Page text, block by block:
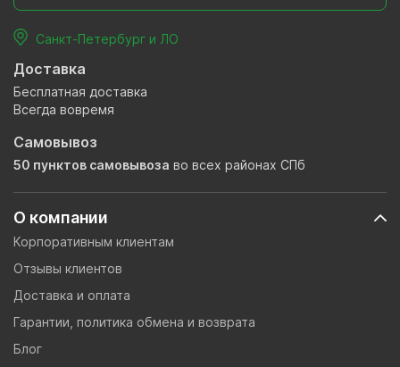
О компании
Корпоративным клиентам
Отзывы клиентов
Доставка и оплата
Гарантии, политика обмена и возврата
Блог
Санкт-Петербург и ЛО
Доставка
Бесплатная доставка
Всегда вовремя
Самовывоз
50 пунктов самовывоза во всех районах СПб